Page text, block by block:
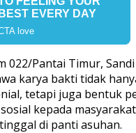
022/Pantai Timur,
karya bakti tidak
tetapi juga bentuk
kepada
di panti asuhan.